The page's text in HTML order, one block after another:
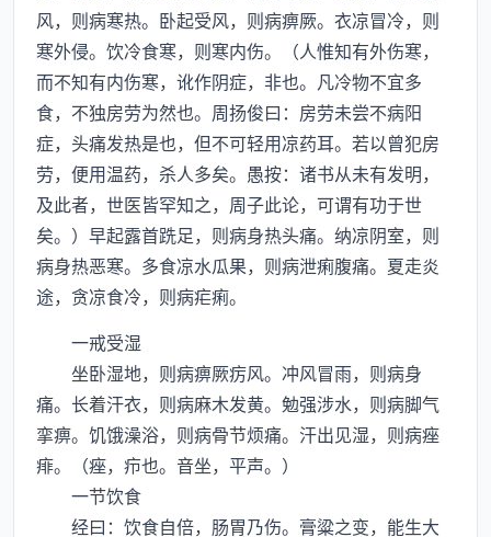
风，则病寒热。卧起受风，则病痹厥。衣凉冒冷，则
寒外侵。饮冷食寒，则寒内伤。（人惟知有外伤寒，
而不知有内伤寒，讹作阴症，非也。凡冷物不宜多
食，不独房劳为然也。周扬俊曰：房劳未尝不病阳
症，头痛发热是也，但不可轻用凉药耳。若以曾犯房
劳，便用温药，杀人多矣。愚按：诸书从未有发明，
及此者，世医皆罕知之，周子此论，可谓有功于世
矣。）早起露首跣足，则病身热头痛。纳凉阴室，则
病身热恶寒。多食凉水瓜果，则病泄痢腹痛。夏走炎
途，贪凉食冷，则病疟痢。
一戒受湿
坐卧湿地，则病痹厥疠风。冲风冒雨，则病身
痛。长着汗衣，则病麻木发黄。勉强涉水，则病脚气
挛痹。饥饿澡浴，则病骨节烦痛。汗出见湿，则病痤
痱。（痤，疖也。音坐，平声。）
一节饮食
经曰：饮食自倍，肠胃乃伤。膏粱之变，能生大